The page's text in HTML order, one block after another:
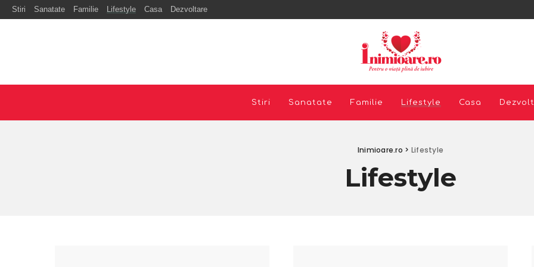
Stiri Sanatate Familie Lifestyle Casa Dezvoltare
Stiri Sanatate Familie Lifestyle Casa
Inimioare.ro > Lifestyle
Lifestyle